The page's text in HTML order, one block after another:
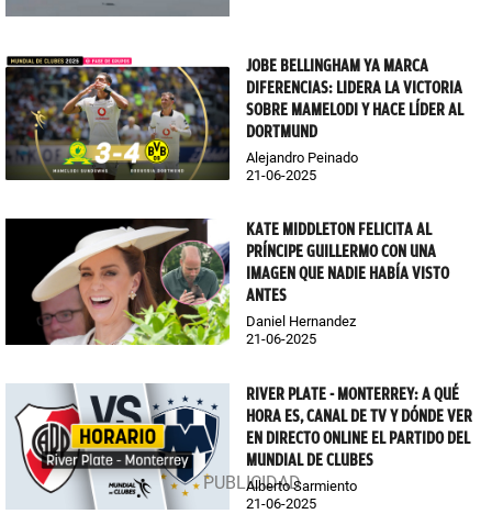
JOBE BELLINGHAM YA MARCA
DIFERENCIAS: LIDERA LA VICTORIA
SOBRE MAMELODI Y HACE LÍDER AL
DORTMUND
Alejandro Peinado
21-06-2025
KATE MIDDLETON FELICITA AL
PRÍNCIPE GUILLERMO CON UNA
IMAGEN QUE NADIE HABÍA VISTO
ANTES
Daniel Hernandez
21-06-2025
RIVER PLATE - MONTERREY: A QUÉ
HORA ES, CANAL DE TV Y DÓNDE VER
EN DIRECTO ONLINE EL PARTIDO DEL
MUNDIAL DE CLUBES
Alberto Sarmiento
21-06-2025